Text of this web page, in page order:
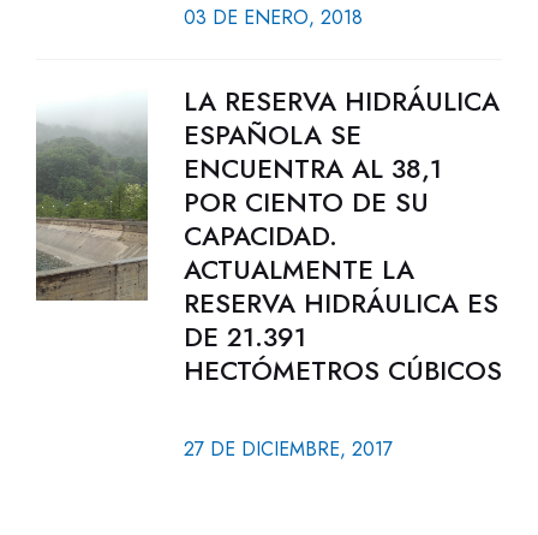
03 DE ENERO, 2018
LA RESERVA HIDRÁULICA
ESPAÑOLA SE
ENCUENTRA AL 38,1
POR CIENTO DE SU
CAPACIDAD.
ACTUALMENTE LA
RESERVA HIDRÁULICA ES
DE 21.391
HECTÓMETROS CÚBICOS
27 DE DICIEMBRE, 2017